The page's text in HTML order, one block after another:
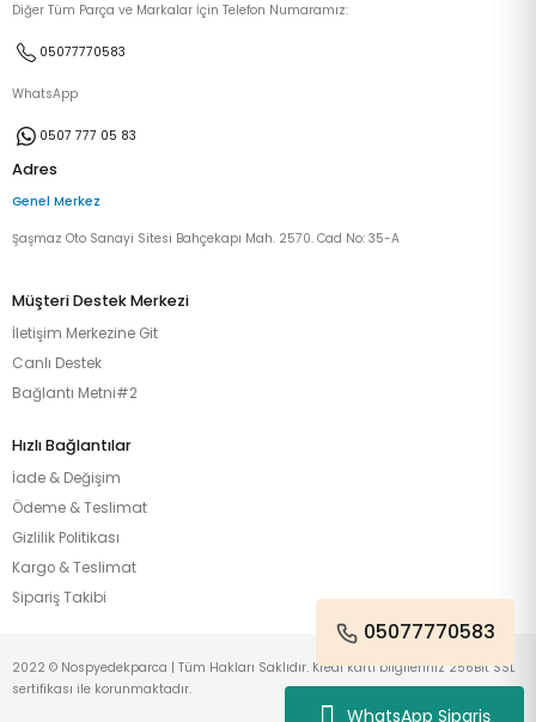
WhatsApp Sipariş
Diğer Tüm Parça ve Markalar İçin Telefon Numaramız:
05077770583
WhatsApp
0507 777 05 83
Adres
Genel Merkez
Şaşmaz Oto Sanayi Sitesi Bahçekapı Mah. 2570. Cad No: 35-A
Müşteri Destek Merkezi
İletişim Merkezine Git
Canlı Destek
Bağlantı Metni#2
Hızlı Bağlantılar
İade & Değişim
Ödeme & Teslimat
Gizlilik Politikası
Kargo & Teslimat
Sipariş Takibi
05077770583
2022 © Nospyedekparca | Tüm Hakları Saklıdır. Kredi kartı bilgileriniz 256Bit SSL
sertifikası ile korunmaktadır.